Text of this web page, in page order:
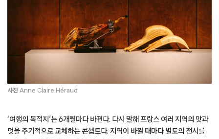
사진 Anne Claire Héraud
‘여행의 목적지’는 6개월마다 바뀐다. 다시 말해 프랑스 여러 지역의 맛과
멋을 주기적으로 교체하는 콘셉트다. 지역이 바뀔 때마다 별도의 전시를